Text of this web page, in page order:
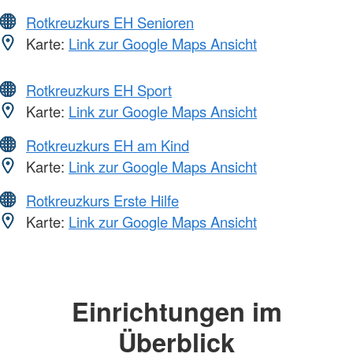
Rotkreuzkurs EH Senioren
Karte: Link zur Google Maps Ansicht
Rotkreuzkurs EH Sport
Karte: Link zur Google Maps Ansicht
Rotkreuzkurs EH am Kind
Karte: Link zur Google Maps Ansicht
Rotkreuzkurs Erste Hilfe
Karte: Link zur Google Maps Ansicht
Einrichtungen im
Überblick